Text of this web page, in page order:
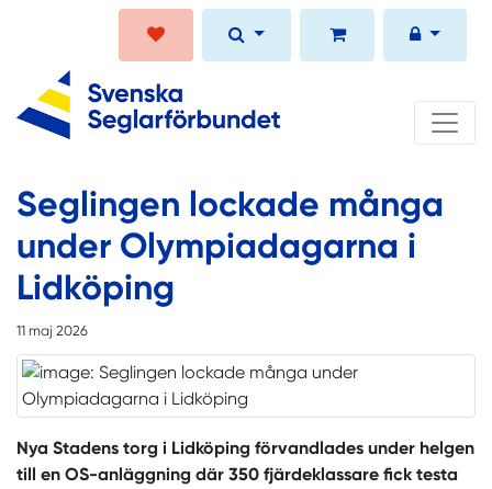
Seglingen lockade många
under Olympiadagarna i
Lidköping
11 maj 2026
Nya Stadens torg i Lidköping förvandlades under helgen
till en OS-anläggning där 350 fjärdeklassare fick testa